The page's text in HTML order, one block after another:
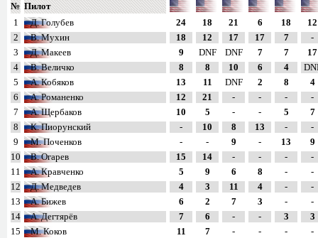
№ Пилот
1 Д. Голубев 24 18 21 6 18
12
2 В. Мухин 18 12 17 17 7
-
3 Д. Макеев 9 DNF DNF 7 7
17
4 В. Величко 8 8 10 6 4
5 А. Кобяков 13 11 DNF 2 8
4
6 А. Романенко 12 21 - - -
-
7 А. Щербаков 10 5 - - 5
7
8 К. Пиорунский - 10 8 13 -
-
9 М. Поченков - - 9 - 13
9
10 В. Огарев 15 14 - - -
-
11 А. Кравченко 5 9 6 8 -
-
12 Д. Медведев 4 3 11 4 -
-
13 А. Бижев 6 2 7 3 -
-
14 А. Дегтярёв 7 6 - - 3
3
15 М. Коков 11 7 - - -
-